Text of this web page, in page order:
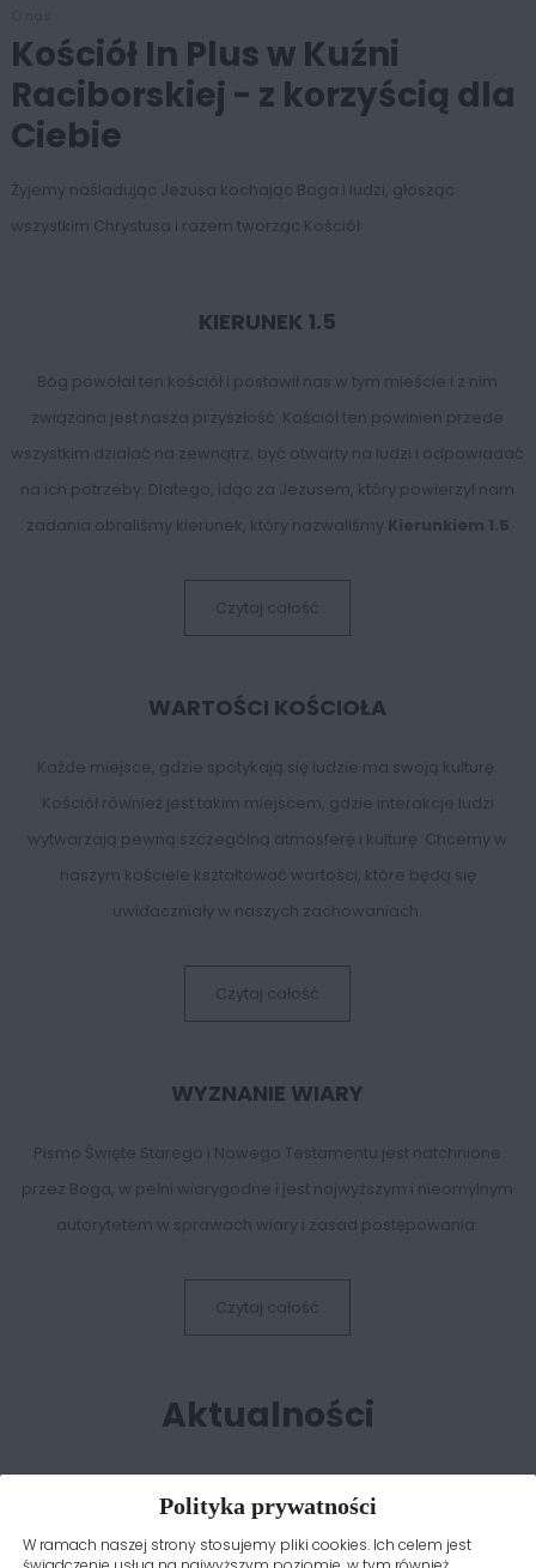
Kościół In Plus w Kuźni
Raciborskiej - z korzyścią dla
Ciebie
Żyjemy naśladując Jezusa kochając Boga i ludzi, głosząc
wszystkim Chrystusa i razem tworząc Kościół
KIERUNEK 1.5
Bóg powołał ten kościół i postawił nas w tym mieście i z nim
związana jest nasza przyszłość. Kościół ten powinien przede
wszystkim działać na zewnątrz, być otwarty na ludzi i odpowiadać
na ich potrzeby. Dlatego, idąc za Jezusem, który powierzył nam
zadania obraliśmy kierunek, który nazwaliśmy Kierunkiem 1.5
Czytaj całość
WARTOŚCI KOŚCIOŁA
Każde miejsce, gdzie spotykają się ludzie ma swoją kulturę.
Kościół również jest takim miejscem, gdzie interakcje ludzi
wytwarzają pewną szczególną atmosferę i kulturę. Chcemy w
naszym kościele kształtować wartości, które będą się
uwidaczniały w naszych zachowaniach.
Czytaj całość
WYZNANIE WIARY
Pismo Święte Starego i Nowego Testamentu jest natchnione
przez Boga, w pełni wiarygodne i jest najwyższym i nieomylnym
autorytetem w sprawach wiary i zasad postępowania.
Czytaj całość
Aktualności
Polityka prywatności
W ramach naszej strony stosujemy pliki cookies. Ich celem jest